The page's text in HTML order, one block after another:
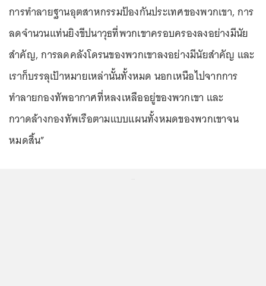
การทำลายฐานอุตสาหกรรมป้องกันประเทศของพวกเขา, การ
ลดจำนวนแท่นยิงขีปนาวุธที่พวกเขาครอบครองลงอย่างมีนัย
สำคัญ, การลดคลังโดรนของพวกเขาลงอย่างมีนัยสำคัญ และ
เราก็บรรลุเป้าหมายเหล่านั้นทั้งหมด นอกเหนือไปจากการ
ทำลายกองทัพอากาศที่หลงเหลืออยู่ของพวกเขา และ
กวาดล้างกองทัพเรือตามแบบแผนทั้งหมดของพวกเขาจน
หมดสิ้น”